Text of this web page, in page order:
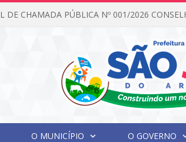
O MUNICÍPIO O GOVERNO